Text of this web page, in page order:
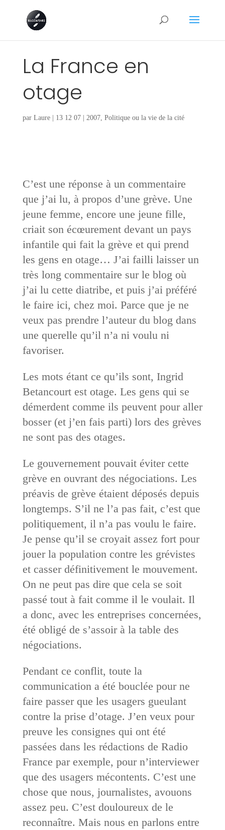
La France en
otage
par Laure| 13 12 07| 2007, Politique ou la vie de la cité
C’est une réponse à un commentaire
que j’ai lu, à propos d’une grève. Une
jeune femme, encore une jeune fille,
criait son écœurement devant un pays
infantile qui fait la grève et qui prend
les gens en otage… J’ai failli laisser un
très long commentaire sur le blog où
j’ai lu cette diatribe, et puis j’ai préféré
le faire ici, chez moi. Parce que je ne
veux pas prendre l’auteur du blog dans
une querelle qu’il n’a ni voulu ni
favoriser.
Les mots étant ce qu’ils sont, Ingrid
Betancourt est otage. Les gens qui se
démerdent comme ils peuvent pour aller
bosser (et j’en fais parti) lors des grèves
ne sont pas des otages.
Le gouvernement pouvait éviter cette
grève en ouvrant des négociations. Les
préavis de grève étaient déposés depuis
longtemps. S’il ne l’a pas fait, c’est que
politiquement, il n’a pas voulu le faire.
Je pense qu’il se croyait assez fort pour
jouer la population contre les grévistes
et casser définitivement le mouvement.
On ne peut pas dire que cela se soit
passé tout à fait comme il le voulait. Il
a donc, avec les entreprises concernées,
été obligé de s’assoir à la table des
négociations.
Pendant ce conflit, toute la
communication a été bouclée pour ne
faire passer que les usagers gueulant
contre la prise d’otage. J’en veux pour
preuve les consignes qui ont été
passées dans les rédactions de Radio
France par exemple, pour n’interviewer
que des usagers mécontents. C’est une
chose que nous, journalistes, avouons
assez peu. C’est douloureux de le
reconnaître. Mais nous en parlons entre